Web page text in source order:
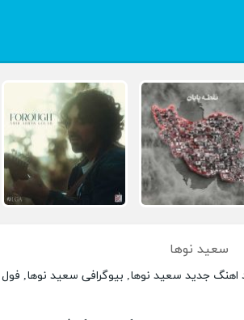
سعید نوها
اهنگ جدید سعید نوها, بیوگرافی سعید نوها, فول